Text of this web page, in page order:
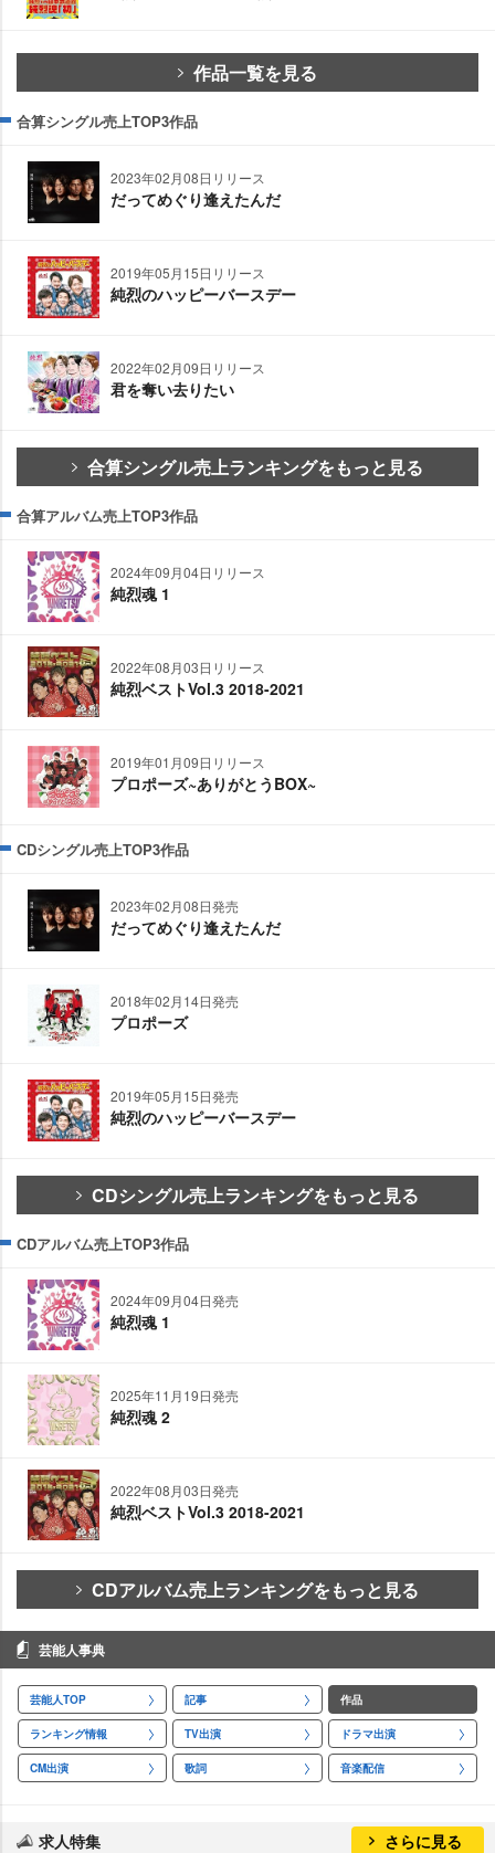
作品一覧を見る
合算シングル売上TOP3作品
2023年02月08日リリース
だってめぐり逢えたんだ
2019年05月15日リリース
純烈のハッピーバースデー
2022年02月09日リリース
君を奪い去りたい
合算シングル売上ランキングをもっと見る
合算アルバム売上TOP3作品
2024年09月04日リリース
純烈魂 1
2022年08月03日リリース
純烈ベストVol.3 2018-2021
2019年01月09日リリース
プロポーズ~ありがとうBOX~
CDシングル売上TOP3作品
2023年02月08日発売
だってめぐり逢えたんだ
2018年02月14日発売
プロポーズ
2019年05月15日発売
純烈のハッピーバースデー
CDシングル売上ランキングをもっと見る
CDアルバム売上TOP3作品
2024年09月04日発売
純烈魂 1
2025年11月19日発売
純烈魂 2
2022年08月03日発売
純烈ベストVol.3 2018-2021
CDアルバム売上ランキングをもっと見る
芸能人事典
芸能人TOP 記事 作品
ランキング情報 TV出演 ドラマ出演
CM出演 歌詞 音楽配信
求人特集 さらに見る